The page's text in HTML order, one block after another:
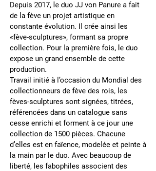
Depuis 2017, le duo JJ von Panure a fait
de la fève un projet artistique en
constante évolution. Il crée ainsi les
«fève-sculptures», formant sa propre
collection. Pour la première fois, le duo
expose un grand ensemble de cette
production.
Travail initié à l’occasion du Mondial des
collectionneurs de fève des rois, les
fèves-sculptures sont signées, titrées,
référencées dans un catalogue sans
cesse enrichi et forment à ce jour une
collection de 1500 pièces. Chacune
d’elles est en faïence, modelée et peinte à
la main par le duo. Avec beaucoup de
liberté, les fabophiles associent des